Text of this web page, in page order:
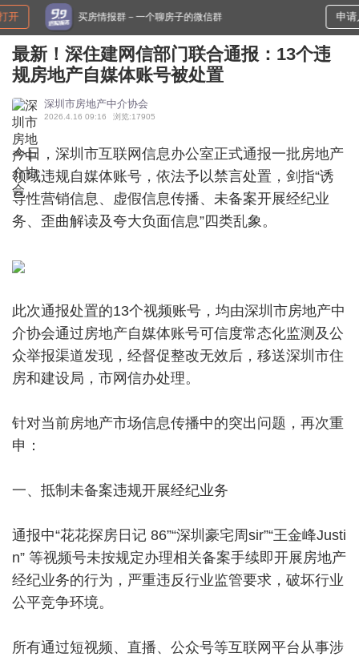
买房情报群－一个聊房子的微信群
最新！深住建网信部门联合通报：13个违
规房地产自媒体账号被处置
深圳市房地产中介协会
2026.4.16 09:16 浏览:17905
今日，深圳市互联网信息办公室正式通报一批房地产
领域违规自媒体账号，依法予以禁言处置，剑指“诱
导性营销信息、虚假信息传播、未备案开展经纪业
务、歪曲解读及夸大负面信息”四类乱象。
此次通报处置的13个视频账号，均由深圳市房地产中
介协会通过房地产自媒体账号可信度常态化监测及公
众举报渠道发现，经督促整改无效后，移送深圳市住
房和建设局，市网信办处理。
针对当前房地产市场信息传播中的突出问题，再次重
申：
一、抵制未备案违规开展经纪业务
通报中“花花探房日记 86”“深圳豪宅周sir”“王金峰Justi
n” 等视频号未按规定办理相关备案手续即开展房地产
经纪业务的行为，严重违反行业监管要求，破坏行业
公平竞争环境。
所有通过短视频、直播、公众号等互联网平台从事涉